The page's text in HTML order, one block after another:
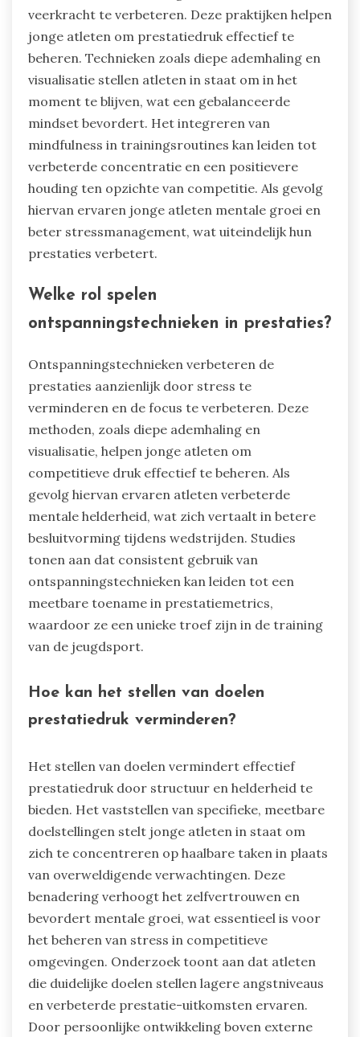
veerkracht te verbeteren. Deze praktijken helpen
jonge atleten om prestatiedruk effectief te
beheren. Technieken zoals diepe ademhaling en
visualisatie stellen atleten in staat om in het
moment te blijven, wat een gebalanceerde
mindset bevordert. Het integreren van
mindfulness in trainingsroutines kan leiden tot
verbeterde concentratie en een positievere
houding ten opzichte van competitie. Als gevolg
hiervan ervaren jonge atleten mentale groei en
beter stressmanagement, wat uiteindelijk hun
prestaties verbetert.
Welke rol spelen
ontspanningstechnieken in prestaties?
Ontspanningstechnieken verbeteren de
prestaties aanzienlijk door stress te
verminderen en de focus te verbeteren. Deze
methoden, zoals diepe ademhaling en
visualisatie, helpen jonge atleten om
competitieve druk effectief te beheren. Als
gevolg hiervan ervaren atleten verbeterde
mentale helderheid, wat zich vertaalt in betere
besluitvorming tijdens wedstrijden. Studies
tonen aan dat consistent gebruik van
ontspanningstechnieken kan leiden tot een
meetbare toename in prestatiemetrics,
waardoor ze een unieke troef zijn in de training
van de jeugdsport.
Hoe kan het stellen van doelen
prestatiedruk verminderen?
Het stellen van doelen vermindert effectief
prestatiedruk door structuur en helderheid te
bieden. Het vaststellen van specifieke, meetbare
doelstellingen stelt jonge atleten in staat om
zich te concentreren op haalbare taken in plaats
van overweldigende verwachtingen. Deze
benadering verhoogt het zelfvertrouwen en
bevordert mentale groei, wat essentieel is voor
het beheren van stress in competitieve
omgevingen. Onderzoek toont aan dat atleten
die duidelijke doelen stellen lagere angstniveaus
en verbeterde prestatie-uitkomsten ervaren.
Door persoonlijke ontwikkeling boven externe